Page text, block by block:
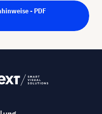
- PDF